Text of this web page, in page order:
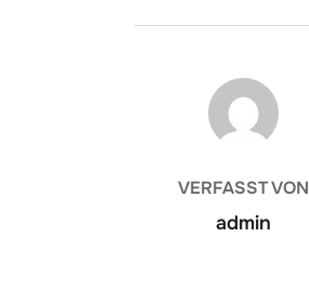
BEITRAGSAUTOR
VERFASST VON
admin